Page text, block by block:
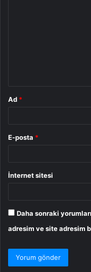
Ad *
E-posta *
İnternet sitesi
Daha sonraki
adresim ve site adresim